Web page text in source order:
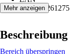
7612982261275
Mehr anzeigen
Beschreibung
Bereich überspringen